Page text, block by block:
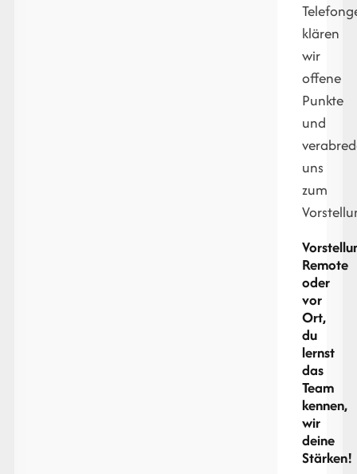
klären
wir
offene
Punkte
und
uns
zum
Remote
oder
vor
Ort,
du
lernst
das
Team
kennen,
wir
deine
Stärken!